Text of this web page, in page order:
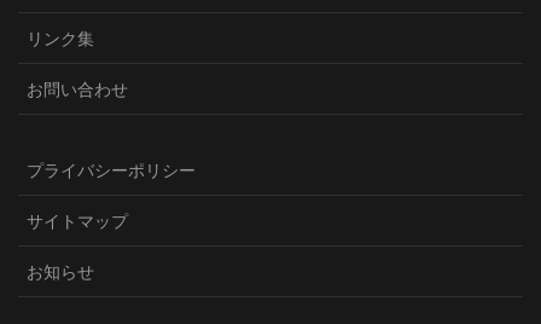
リンク集
お問い合わせ
プライバシーポリシー
サイトマップ
お知らせ